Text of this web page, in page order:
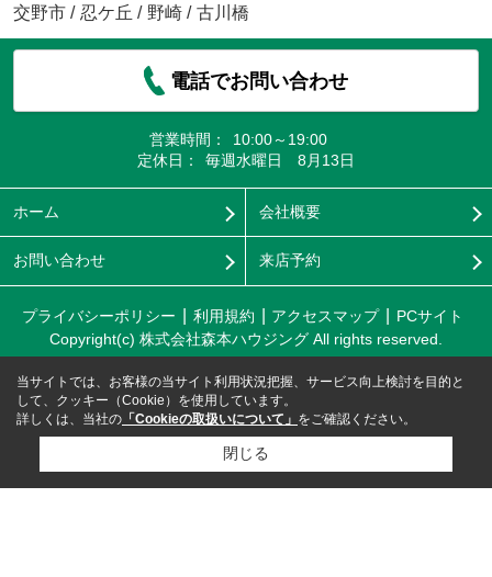
交野市 / 忍ケ丘 / 野崎 / 古川橋
電話でお問い合わせ
営業時間：
10:00～19:00
定休日：
毎週水曜日 8月13日
ホーム 会社概要
お問い合わせ 来店予約
プライバシーポリシー 利用規約 アクセスマップ
PCサイト
Copyright(c) 株式会社森本ハウジング All rights reserved.
当サイトでは、お客様の当サイト利用状況把握、サービス向上検討を目的と
して、クッキー（Cookie）を使用しています。
詳しくは、当社の 「Cookieの取扱いについて」 をご確認ください。
閉じる